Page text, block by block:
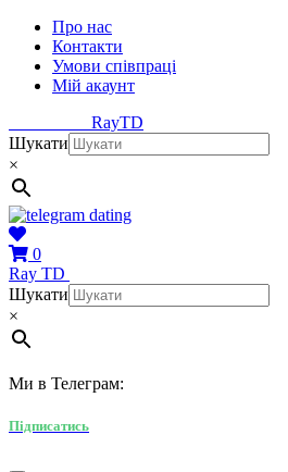
Про нас
Контакти
Умови співпраці
Мій акаунт
RayTD
Шукати
×
0
Ray TD
Шукати
×
Ми в Телеграм:
Підписатись